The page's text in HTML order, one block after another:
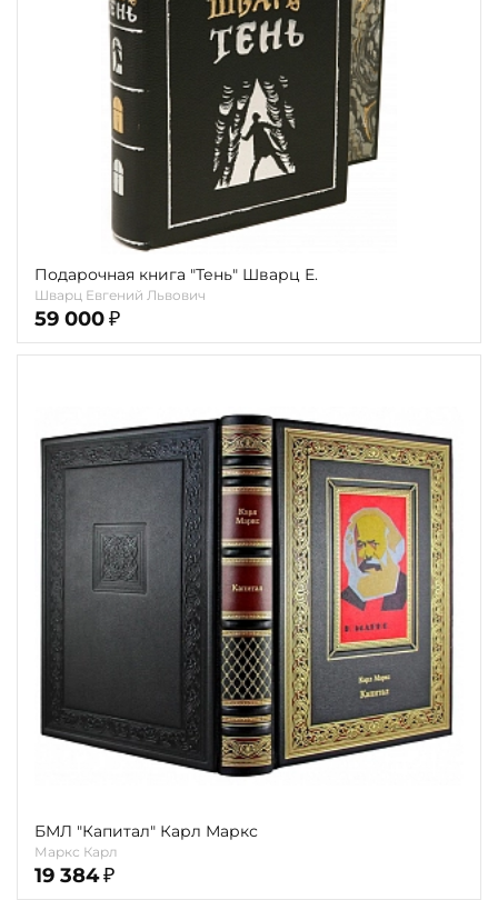
Подарочная книга "Тень" Шварц Е.
Шварц Евгений Львович
59 000 ₽
БМЛ "Капитал" Карл Маркс
Маркс Карл
19 384 ₽